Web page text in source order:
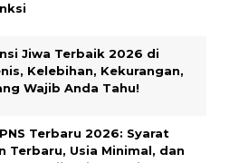
Jiwa Terbaik 2026 di
Kelebihan, Kekurangan,
Wajib Anda Tahu!
Terbaru 2026: Syarat
Terbaru, Usia Minimal, dan